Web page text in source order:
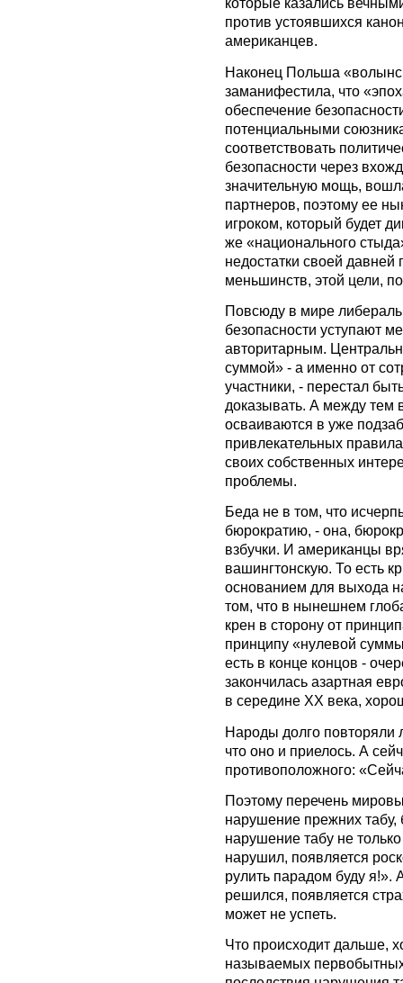
против устоявшихся
американцев.
Наконец Польша
заманифестила, что
обеспечение
потенциальными
соответствовать
безопасности через
значительную мощь,
партнеров, поэтому ее
игроком, который будет
же «национального
недостатки своей
меньшинств, этой цели,
Повсюду в мире
безопасности уступают
авторитарным.
суммой» - а именно от
участники, - перестал
доказывать. А между тем
осваиваются в уже
привлекательных
своих собственных
проблемы.
Беда не в том, что
бюрократию, - она,
взбучки. И американцы
вашингтонскую. То есть
основанием для выхода
том, что в нынешнем
крен в сторону от
принципу «нулевой
есть в конце концов -
закончилась азартная
в середине ХХ века,
Народы долго повторяли
что оно и приелось. А
противоположного:
Поэтому перечень
нарушение прежних
нарушение табу не
нарушил, появляется
рулить парадом буду я!».
решился, появляется
может не успеть.
Что происходит дальше,
называемых